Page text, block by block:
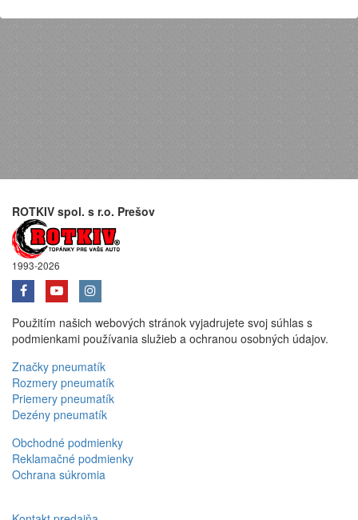
ROTKIV spol. s r.o. Prešov
1993-2026
Použitím našich webových stránok vyjadrujete svoj súhlas s
podmienkami používania služieb a ochranou osobných údajov.
Značky pneumatík
Rozmery pneumatík
Priemery pneumatík
Dezény pneumatík
Obchodné podmienky
Reklamačné podmienky
Ochrana súkromia